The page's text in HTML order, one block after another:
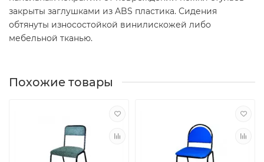
закрыты заглушками из ABS пластика. Сидения
обтянуты износостойкой винилискожей либо
мебельной тканью.
Похожие товары